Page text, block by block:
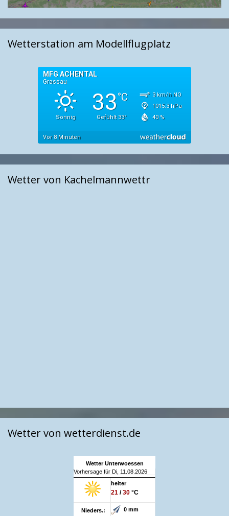
Wetterstation am Modellflugplatz
Wetter von Kachelmannwettr
Wetter von wetterdienst.de
Wetter Unterwoessen
Vorhersage für Di, 11.08.2026
heiter
21 /30 °C
Nieders.: 0 mm